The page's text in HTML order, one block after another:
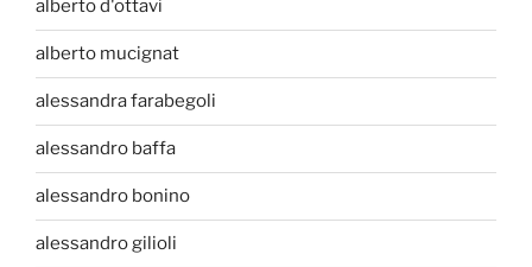
alberto d'ottavi
alberto mucignat
alessandra farabegoli
alessandro baffa
alessandro bonino
alessandro gilioli